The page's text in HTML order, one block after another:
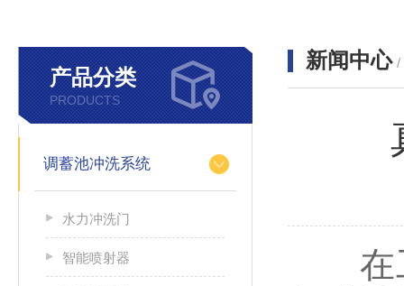
产品分类
PRODUCTS
调蓄池冲洗系统
水力冲洗门
智能喷射器
新闻中心 /
在工